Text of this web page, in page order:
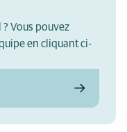
Vous pouvez
en cliquant ci-